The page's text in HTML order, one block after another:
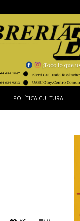
POLÍTICA CULTURAL